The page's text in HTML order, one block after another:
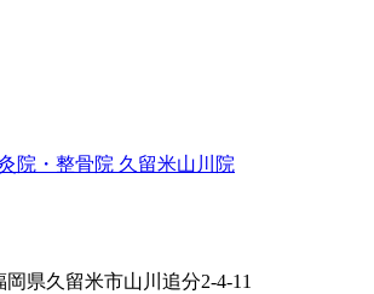
岡県久留米市山川追分2-4-11